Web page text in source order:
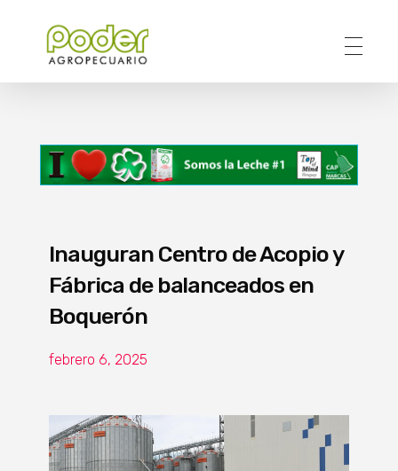
Inauguran Centro de Acopio y
Fábrica de balanceados en
Boquerón
febrero 6, 2025